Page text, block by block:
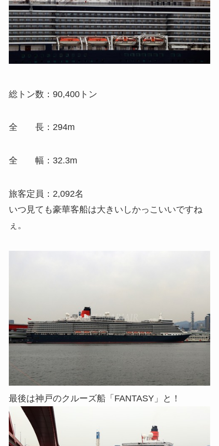
総トン数：90,400トン
全 長：294m
全 幅 ： 32.3m
旅客定員 ： 2,092名
いつ見ても豪華客船は大きいしかっこいいですね
ぇ。
最後は神戸のクルーズ船「FANTASY」と！